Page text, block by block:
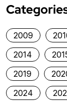
2009
2014
2019
2024